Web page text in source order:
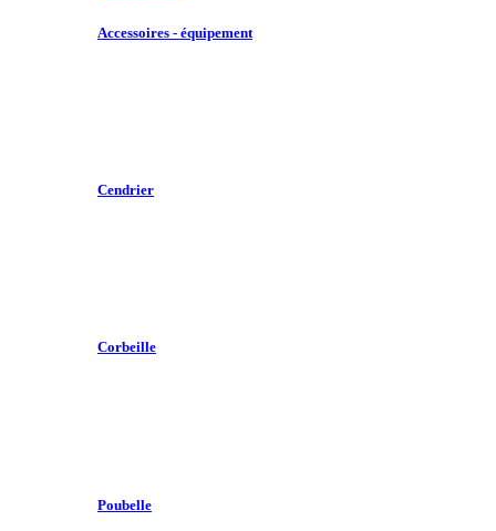
Accessoires - équipement
Cendrier
Corbeille
Poubelle